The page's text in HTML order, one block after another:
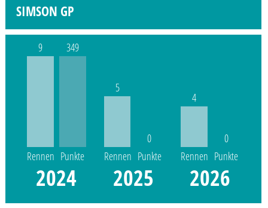
SIMSON GP
9
Rennen
349
Punkte
2024
5
Rennen
0
Punkte
2025
4
Rennen
0
Punkte
2026